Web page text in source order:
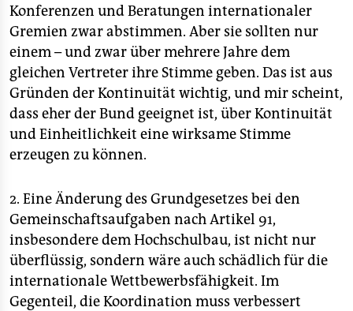
Konferenzen und Beratungen internationaler
Gremien zwar abstimmen. Aber sie sollten nur
einem – und zwar über mehrere Jahre dem
gleichen Vertreter ihre Stimme geben. Das ist aus
Gründen der Kontinuität wichtig, und mir scheint,
dass eher der Bund geeignet ist, über Kontinuität
und Einheitlichkeit eine wirksame Stimme
erzeugen zu können.
2. Eine Änderung des Grundgesetzes bei den
Gemeinschaftsaufgaben nach Artikel 91,
insbesondere dem Hochschulbau, ist nicht nur
überflüssig, sondern wäre auch schädlich für die
internationale Wettbewerbsfähigkeit. Im
Gegenteil, die Koordination muss verbessert